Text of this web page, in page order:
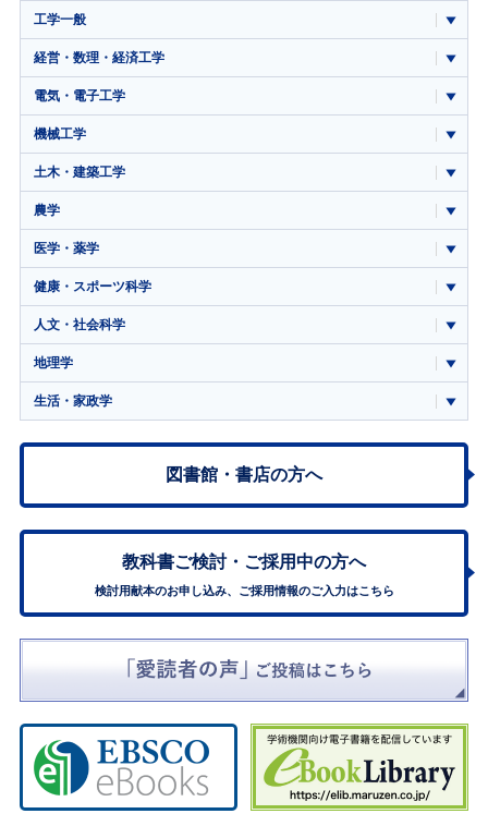
工学一般
経営・数理・経済工学
電気・電子工学
機械工学
土木・建築工学
農学
医学・薬学
健康・スポーツ科学
人文・社会科学
地理学
生活・家政学
図書館・書店の方へ
教科書ご検討・ ご採用中の方へ
検討用献本のお申し込み、ご採用情報のご入力はこちら